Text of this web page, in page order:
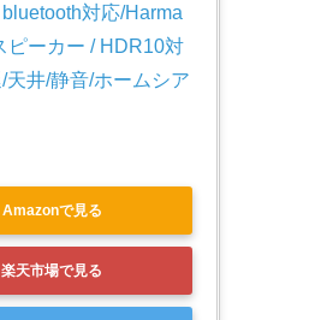
対応/Harma
ピーカー / HDR10対
天井/静音/ホームシア
Amazonで見る
楽天市場で見る